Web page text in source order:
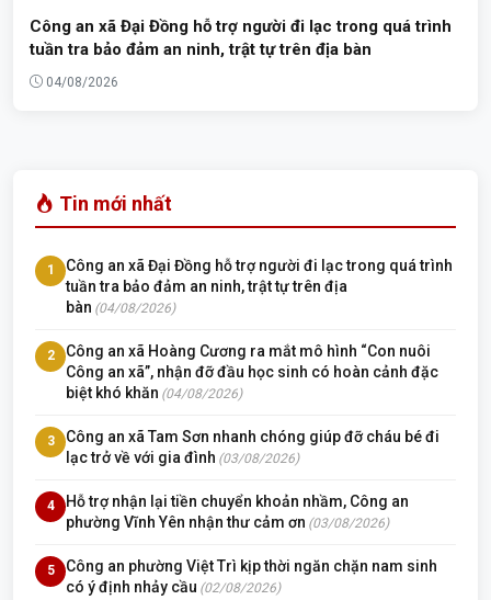
Công an xã Đại Đồng hỗ trợ người đi lạc trong quá trình
tuần tra bảo đảm an ninh, trật tự trên địa bàn
04/08/2026
Tin mới nhất
1
Công an xã Đại Đồng hỗ trợ người đi lạc trong quá trình
tuần tra bảo đảm an ninh, trật tự trên địa
bàn (04/08/2026)
2
Công an xã Hoàng Cương ra mắt mô hình “Con nuôi
Công an xã”, nhận đỡ đầu học sinh có hoàn cảnh đặc
biệt khó khăn (04/08/2026)
3
Công an xã Tam Sơn nhanh chóng giúp đỡ cháu bé đi
lạc trở về với gia đình (03/08/2026)
4
Hỗ trợ nhận lại tiền chuyển khoản nhầm, Công an
phường Vĩnh Yên nhận thư cảm ơn (03/08/2026)
5
Công an phường Việt Trì kịp thời ngăn chặn nam sinh
có ý định nhảy cầu (02/08/2026)